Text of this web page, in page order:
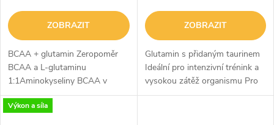
ZOBRAZIT
BCAA + glutamin Zeropoměr
BCAA a L-glutaminu
1:1Aminokyseliny BCAA v
poměru 2:1:1Bez lepkuBez
cukruVeganskéBez lepku v
ZOBRAZIT
Glutamin s přidaným taurinem
Ideální pro intenzivní trénink a
vysokou zátěž organismu Pro
sportovce a aktivní osoby
Výkon a síla